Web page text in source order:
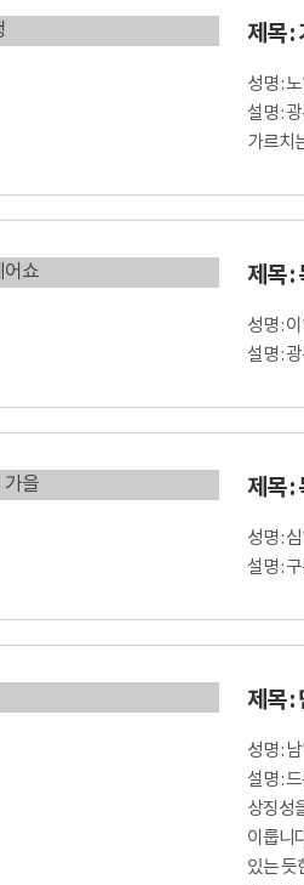
제목 :
성명 :
설명 :
가르치
제목 :
성명 :
설명 :
제목 :
성명 :
설명 :
제목 :
성명 :
설명 :
상징성
이룹니
있는 듯